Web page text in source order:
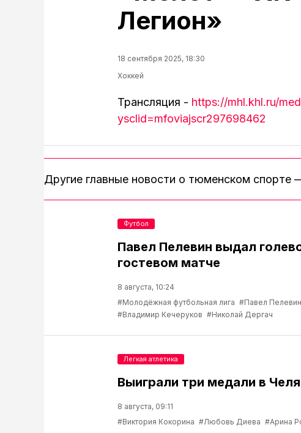
Легион»
18 сентября 2025, 18:30
Хоккей
Трансляция - https://mhl.khl.ru/
ysclid=mfoviajscr297698462
Другие главные новости о тюменском спорте
Павел Пелевин выдал
гостевом матче
8 августа, 10:24
#Молодёжная футбольная лига #Павел Пелевин
#Владимир Кечеруков #Николай Дергач
Футбол
Выиграли три медали в
8 августа, 09:11
#Виктория Кокорина #Любовь Диева #Арина
Легкая атлетика